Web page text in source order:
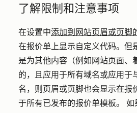
了解限制和注意事项
在设置中添加到网站页眉或页脚
在报价单上显示自定义代码。但
是为其他内容（例如网站页面、
的，且应用于所有域名或应用于
名，则页眉或页脚也会显示在报
于所有已发布的报价单模板。